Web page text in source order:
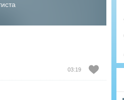
03:19